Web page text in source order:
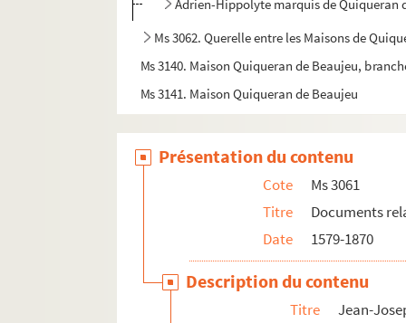
Adrien-Hippolyte marquis de Quiqueran
Ms 3062. Querelle entre les Maisons de
Ms 3140. Maison Quiqueran de Beaujeu,
Ms 3141. Maison Quiqueran de Beaujeu
Présentation du contenu
Cote
Ms 3061
Titre
Documents
Date
1579-1870
Description du contenu
Titre Jean-